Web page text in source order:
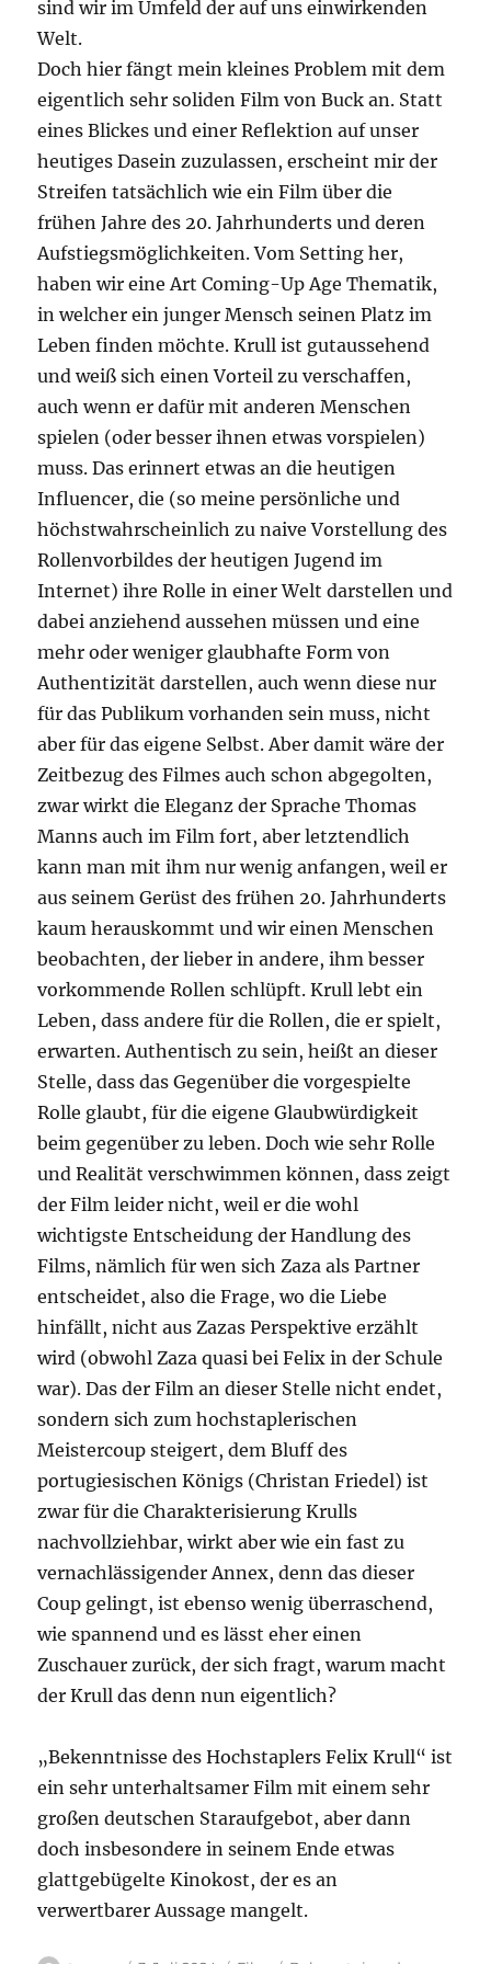
sind wir im Umfeld der auf uns einwirkenden
Welt.
Doch hier fängt mein kleines Problem mit dem
eigentlich sehr soliden Film von Buck an. Statt
eines Blickes und einer Reflektion auf unser
heutiges Dasein zuzulassen, erscheint mir der
Streifen tatsächlich wie ein Film über die
frühen Jahre des 20. Jahrhunderts und deren
Aufstiegsmöglichkeiten. Vom Setting her,
haben wir eine Art Coming-Up Age Thematik,
in welcher ein junger Mensch seinen Platz im
Leben finden möchte. Krull ist gutaussehend
und weiß sich einen Vorteil zu verschaffen,
auch wenn er dafür mit anderen Menschen
spielen (oder besser ihnen etwas vorspielen)
muss. Das erinnert etwas an die heutigen
Influencer, die (so meine persönliche und
höchstwahrscheinlich zu naive Vorstellung des
Rollenvorbildes der heutigen Jugend im
Internet) ihre Rolle in einer Welt darstellen und
dabei anziehend aussehen müssen und eine
mehr oder weniger glaubhafte Form von
Authentizität darstellen, auch wenn diese nur
für das Publikum vorhanden sein muss, nicht
aber für das eigene Selbst. Aber damit wäre der
Zeitbezug des Filmes auch schon abgegolten,
zwar wirkt die Eleganz der Sprache Thomas
Manns auch im Film fort, aber letztendlich
kann man mit ihm nur wenig anfangen, weil er
aus seinem Gerüst des frühen 20. Jahrhunderts
kaum herauskommt und wir einen Menschen
beobachten, der lieber in andere, ihm besser
vorkommende Rollen schlüpft. Krull lebt ein
Leben, dass andere für die Rollen, die er spielt,
erwarten. Authentisch zu sein, heißt an dieser
Stelle, dass das Gegenüber die vorgespielte
Rolle glaubt, für die eigene Glaubwürdigkeit
beim gegenüber zu leben. Doch wie sehr Rolle
und Realität verschwimmen können, dass zeigt
der Film leider nicht, weil er die wohl
wichtigste Entscheidung der Handlung des
Films, nämlich für wen sich Zaza als Partner
entscheidet, also die Frage, wo die Liebe
hinfällt, nicht aus Zazas Perspektive erzählt
wird (obwohl Zaza quasi bei Felix in der Schule
war). Das der Film an dieser Stelle nicht endet,
sondern sich zum hochstaplerischen
Meistercoup steigert, dem Bluff des
portugiesischen Königs (Christan Friedel) ist
zwar für die Charakterisierung Krulls
nachvollziehbar, wirkt aber wie ein fast zu
vernachlässigender Annex, denn das dieser
Coup gelingt, ist ebenso wenig überraschend,
wie spannend und es lässt eher einen
Zuschauer zurück, der sich fragt, warum macht
der Krull das denn nun eigentlich?
„Bekenntnisse des Hochstaplers Felix Krull“ ist
ein sehr unterhaltsamer Film mit einem sehr
großen deutschen Staraufgebot, aber dann
doch insbesondere in seinem Ende etwas
glattgebügelte Kinokost, der es an
verwertbarer Aussage mangelt.